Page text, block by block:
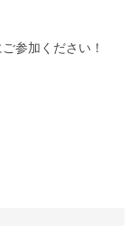
参加ください！